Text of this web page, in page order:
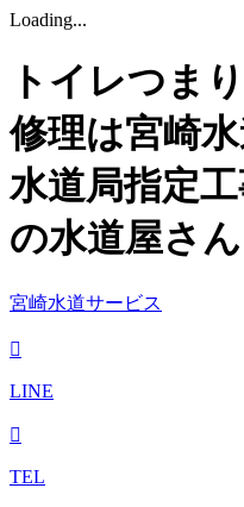
Loading...
トイレつま
修理は宮崎
水道局指定
の水道屋さん
宮崎水道サービス
LINE
TEL